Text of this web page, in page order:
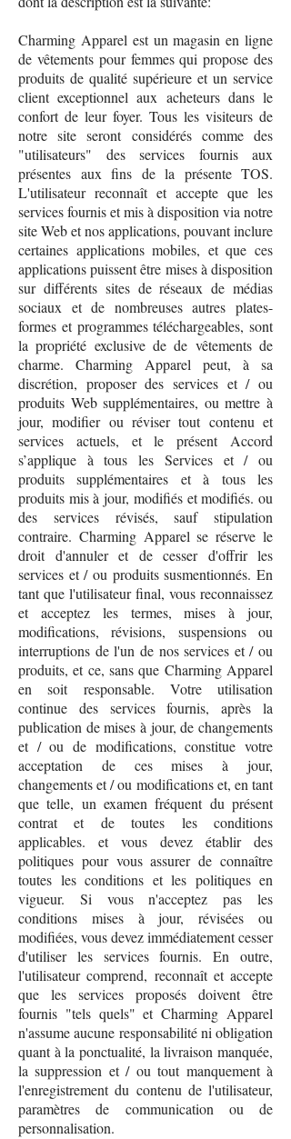
Charming Apparel est un magasin en ligne
de vêtements pour femmes qui propose des
produits de qualité supérieure et un service
client exceptionnel aux acheteurs dans le
confort de leur foyer. Tous les visiteurs de
notre site seront considérés comme des
"utilisateurs" des services fournis aux
présentes aux fins de la présente TOS.
L'utilisateur reconnaît et accepte que les
services fournis et mis à disposition via notre
site Web et nos applications, pouvant inclure
certaines applications mobiles, et que ces
applications puissent être mises à disposition
sur différents sites de réseaux de médias
sociaux et de nombreuses autres plates-
formes et programmes téléchargeables, sont
la propriété exclusive de de vêtements de
charme. Charming Apparel peut, à sa
discrétion, proposer des services et / ou
produits Web supplémentaires, ou mettre à
jour, modifier ou réviser tout contenu et
services actuels, et le présent Accord
s’applique à tous les Services et / ou
produits supplémentaires et à tous les
produits mis à jour, modifiés et modifiés. ou
des services révisés, sauf stipulation
contraire. Charming Apparel se réserve le
droit d'annuler et de cesser d'offrir les
services et / ou produits susmentionnés. En
tant que l'utilisateur final, vous reconnaissez
et acceptez les termes, mises à jour,
modifications, révisions, suspensions ou
interruptions de l'un de nos services et / ou
produits, et ce, sans que Charming Apparel
en soit responsable. Votre utilisation
continue des services fournis, après la
publication de mises à jour, de changements
et / ou de modifications, constitue votre
acceptation de ces mises à jour,
changements et / ou modifications et, en tant
que telle, un examen fréquent du présent
contrat et de toutes les conditions
applicables. et vous devez établir des
politiques pour vous assurer de connaître
toutes les conditions et les politiques en
vigueur. Si vous n'acceptez pas les
conditions mises à jour, révisées ou
modifiées, vous devez immédiatement cesser
d'utiliser les services fournis. En outre,
l'utilisateur comprend, reconnaît et accepte
que les services proposés doivent être
fournis "tels quels" et Charming Apparel
n'assume aucune responsabilité ni obligation
quant à la ponctualité, la livraison manquée,
la suppression et / ou tout manquement à
l'enregistrement du contenu de l'utilisateur,
paramètres de communication ou de
personnalisation.